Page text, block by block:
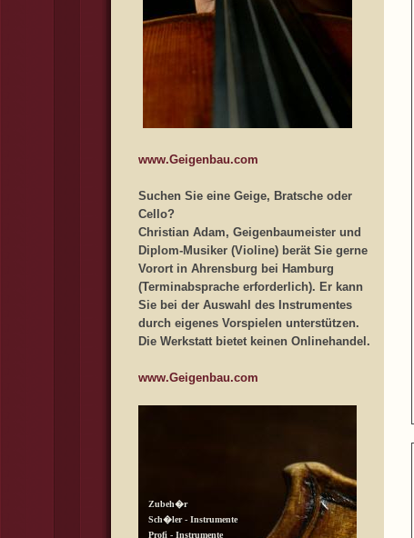
www.Geigenbau.com
Suchen Sie eine Geige, Bratsche oder
Cello?
Christian Adam, Geigenbaumeister und
Diplom-Musiker (Violine) berät Sie gerne
Vorort in Ahrensburg bei Hamburg
(Terminabsprache erforderlich). Er kann
Sie bei der Auswahl des Instrumentes
durch eigenes Vorspielen unterstützen.
Die Werkstatt bietet keinen Onlinehandel.
www.Geigenbau.com